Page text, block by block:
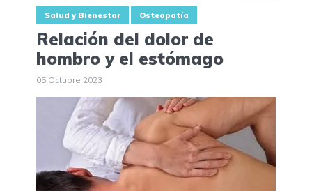
Salud y Bienestar Osteopatía
Relación del dolor de
hombro y el estómago
05 Octubre 2023